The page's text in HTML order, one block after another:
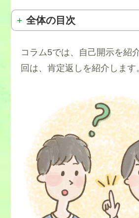
全体の目次
コラム5では、自己開示を紹
回は、肯定返しを紹介します